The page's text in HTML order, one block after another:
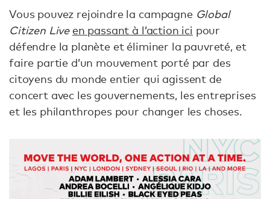
Vous pouvez rejoindre la campagne Global
Citizen Live en passant à l’action ici pour
défendre la planète et éliminer la pauvreté, et
faire partie d’un mouvement porté par des
citoyens du monde entier qui agissent de
concert avec les gouvernements, les entreprises
et les philanthropes pour changer les choses.